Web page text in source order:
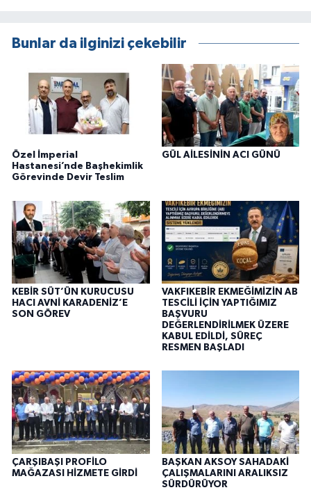
Bunlar da ilginizi çekebilir
Özel İmperial
Hastanesi’nde Başhekimlik
Görevinde Devir Teslim
GÜL AİLESİNİN ACI GÜNÜ
KEBİR SÜT’ÜN KURUCUSU
HACI AVNİ KARADENİZ’E
SON GÖREV
VAKFIKEBİR EKMEĞİMİZİN AB
TESCİLİ İÇİN YAPTIĞIMIZ
BAŞVURU
DEĞERLENDİRİLMEK ÜZERE
KABUL EDİLDİ, SÜREÇ
RESMEN BAŞLADI
ÇARŞIBAŞI PROFİLO
MAĞAZASI HİZMETE GİRDİ
BAŞKAN AKSOY SAHADAKİ
ÇALIŞMALARINI ARALIKSIZ
SÜRDÜRÜYOR